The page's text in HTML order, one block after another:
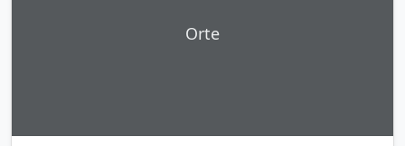
Orte